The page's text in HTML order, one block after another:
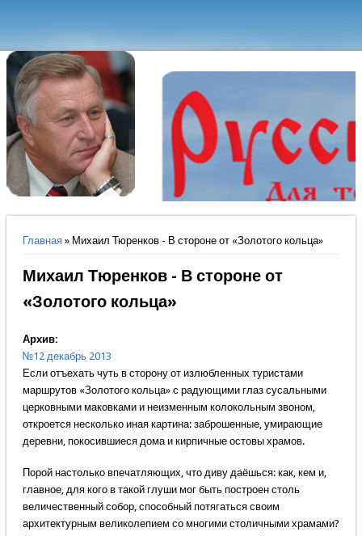
Вы здесь
Главная» Михаил Тюренков - В стороне от «Золотого кольца»
Михаил Тюренков - В стороне от
«Золотого кольца»
Архив:
№12 декабрь 2013
Если отъехать чуть в сторону от излюбленных туристами
маршрутов «Золотого кольца» с радующими глаз сусальными
церковными маковками и неизменным колокольным звоном,
откроется несколько иная картина: заброшенные, умирающие
деревни, покосившиеся дома и кирпичные остовы храмов.
Порой настолько впечатляющих, что диву даёшься: как, кем и,
главное, для кого в такой глуши мог быть построен столь
величественный собор, способный потягаться своим
архитектурным великолепием со многими столичными храмами?